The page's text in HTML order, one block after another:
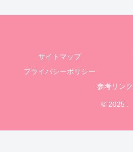
サイトマップ
プライバシーポリシー
参考リンク
© 2025 .